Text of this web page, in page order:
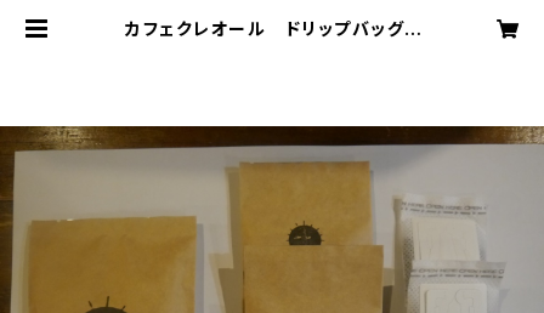
カフェクレオール ドリップバッグ |